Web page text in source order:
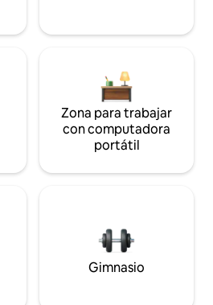
Zona para trabajar
con computadora
portátil
Gimnasio